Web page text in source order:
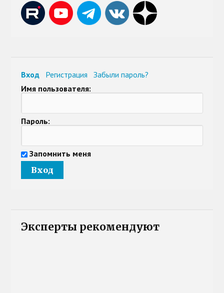
Вход Регистрация
Забыли пароль?
Имя пользователя:
Пароль:
Запомнить меня
Эксперты рекомендуют